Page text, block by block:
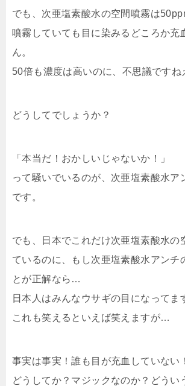
でも、次亜塩素酸水の空間噴霧は
噴霧していても目に染みるどころか充
ん。
50倍も濃度は高いのに、不思議ですね
どうしてでしょうか？
「本当だ！おかしいじゃないか！」
って騒いでいるのが、次亜塩素酸水ア
です。
でも、日本でこれだけ次亜塩素酸水の
ているのに、もし次亜塩素酸水アンチ
とが正解なら…
日本人はみんなウサギの目になってま
これも笑えるといえば笑えますが…
事実は事実！誰も目が充血していない！
どうしてか？マジックなのか？どうい